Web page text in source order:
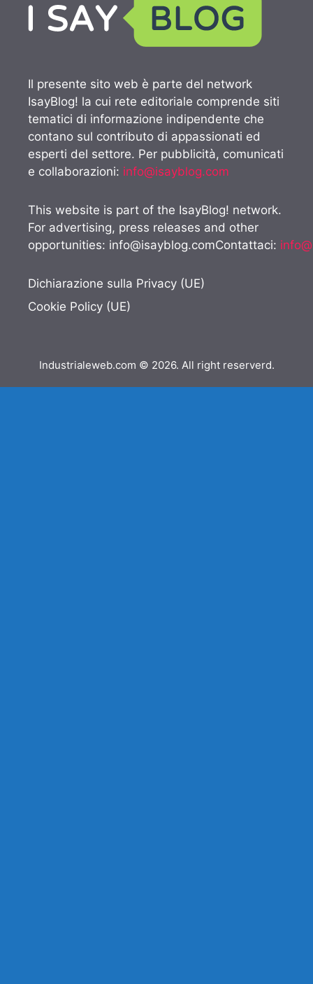
Il presente sito web è parte del network
IsayBlog! la cui rete editoriale comprende siti
tematici di informazione indipendente che
contano sul contributo di appassionati ed
esperti del settore. Per pubblicità, comunicati
e collaborazioni: info@isayblog.com
This website is part of the IsayBlog! network.
For advertising, press releases and other
opportunities: info@isayblog.comContattaci:
Dichiarazione sulla Privacy (UE)
Cookie Policy (UE)
Industrialeweb.com © 2026. All right reserverd.